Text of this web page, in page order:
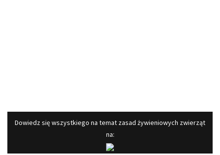
​Dowiedz się wszystkiego na temat zasad żywieniowych zwierząt
na: